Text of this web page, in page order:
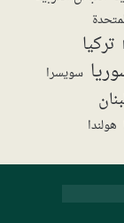
تركيا
سويسرا
هولندا